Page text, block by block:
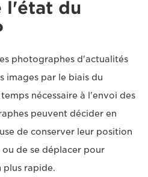
l'état du
photographes d'actualités
images par le biais du
nécessaire à l'envoi des
peuvent décider en
de conserver leur position
de se déplacer pour
plus rapide.